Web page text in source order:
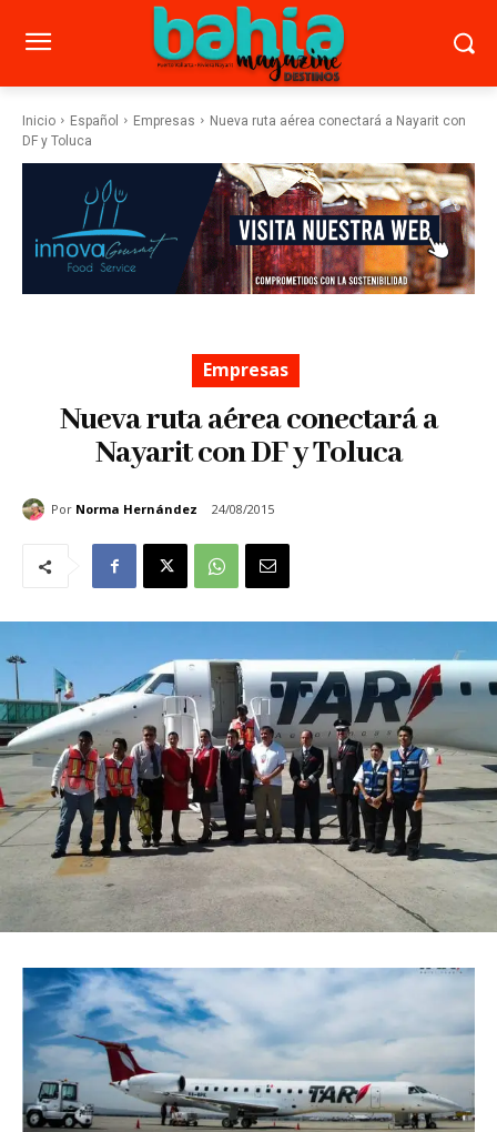
Inicio Español Empresas
Nueva ruta aérea conectará a Nayarit con
DF y Toluca
Empresas
Nueva ruta aérea conectará a
Nayarit con DF y Toluca
Por Norma Hernández 24/08/2015